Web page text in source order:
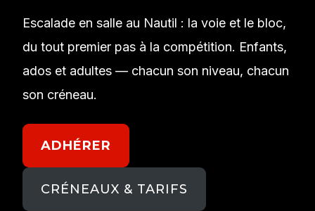
Escalade en salle au Nautil : la voie et le bloc,
du tout premier pas à la compétition. Enfants,
ados et adultes — chacun son niveau, chacun
son créneau.
ADHÉRER
CRÉNEAUX & TARIFS